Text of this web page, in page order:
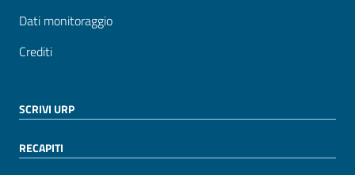
Dati monitoraggio
Crediti
SCRIVI URP
RECAPITI